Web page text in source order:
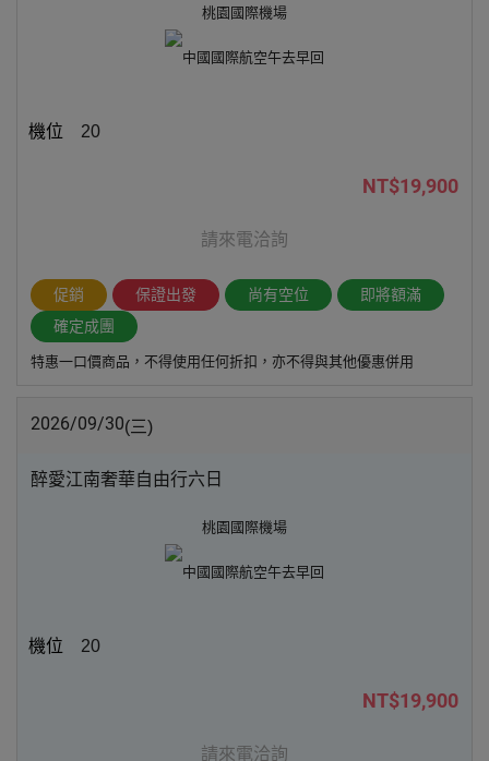
桃園國際機場
中國國際航空午去早回
20
NT$19,900
請來電洽詢
促銷 保證出發 尚有空位
即將額滿
確定成團
特惠一口價商品，不得使用任何折扣，亦不得與其他優惠併用
2026/09/30(三)
醉愛江南奢華自由行六日
桃園國際機場
中國國際航空午去早回
20
NT$19,900
請來電洽詢